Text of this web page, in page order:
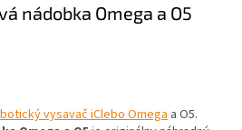
nádobka Omega a O5
vysavač iClebo Omega a O5.